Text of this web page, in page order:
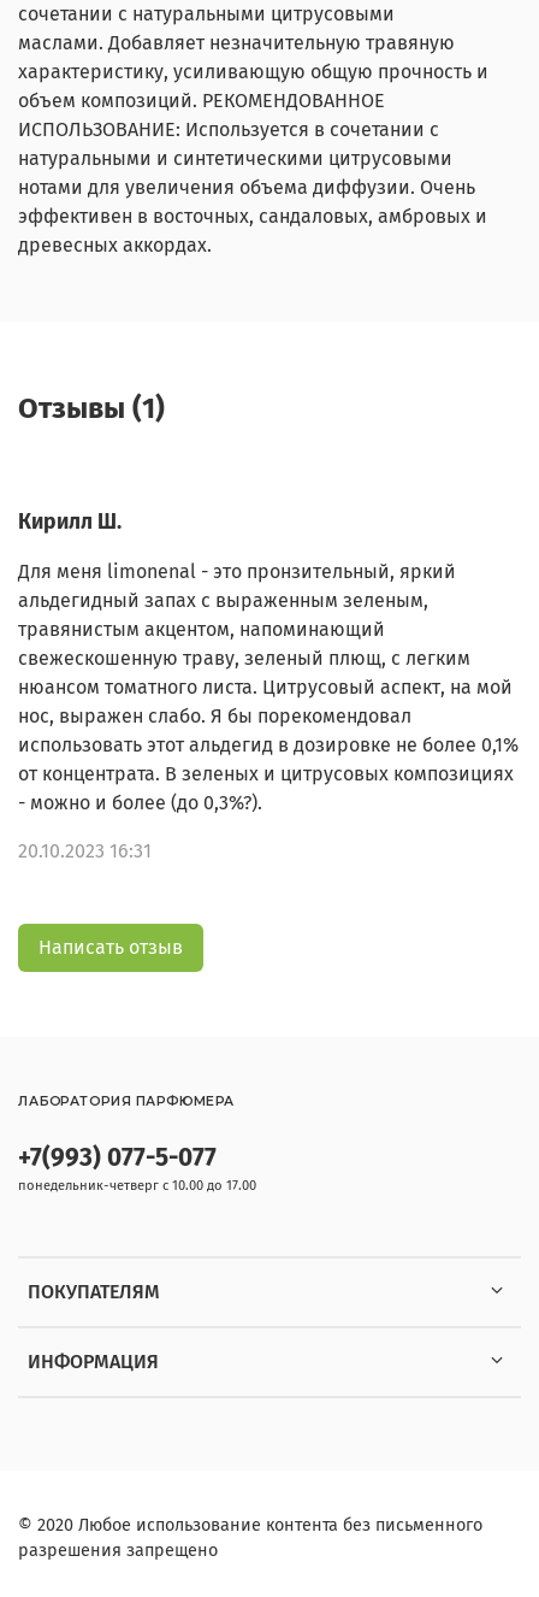
сочетании с натуральными цитрусовыми
маслами. Добавляет незначительную травяную
характеристику, усиливающую общую прочность и
объем композиций. РЕКОМЕНДОВАННОЕ
ИСПОЛЬЗОВАНИЕ: Используется в сочетании с
натуральными и синтетическими цитрусовыми
нотами для увеличения объема диффузии. Очень
эффективен в восточных, сандаловых, амбровых и
древесных аккордах.
Отзывы (1)
Кирилл Ш.
Для меня limonenal - это пронзительный, яркий
альдегидный запах с выраженным зеленым,
травянистым акцентом, напоминающий
свежескошенную траву, зеленый плющ, с легким
нюансом томатного листа. Цитрусовый аспект, на мой
нос, выражен слабо. Я бы порекомендовал
использовать этот альдегид в дозировке не более 0,1%
от концентрата. В зеленых и цитрусовых композициях
- можно и более (до 0,3%?).
20.10.2023 16:31
Написать отзыв
ПОКУПАТЕЛЯМ
ИНФОРМАЦИЯ
+7(993) 077-5-077
понедельник-четверг с 10.00 до 17.00
ЛАБОРАТОРИЯ ПАРФЮМЕРА
© 2020 Любое использование контента без письменного
разрешения запрещено